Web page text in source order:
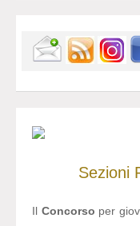
Sezioni
Il Concorso per